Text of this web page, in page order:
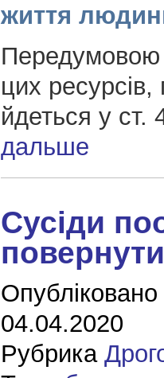
життя
Передумовою
цих
йдеться у
дальше
Сусіди
04.04.2020
Рубрика